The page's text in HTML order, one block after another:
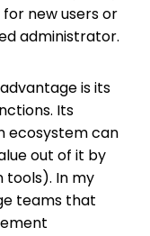
new users or
administrator.
is its
Its
ecosystem can
out of it by
tools). In my
teams that